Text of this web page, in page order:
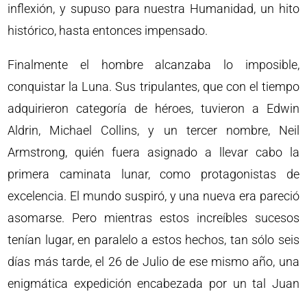
inflexión, y supuso para nuestra Humanidad, un hito
histórico, hasta entonces impensado.
Finalmente el hombre alcanzaba lo imposible,
conquistar la Luna. Sus tripulantes, que con el tiempo
adquirieron categoría de héroes, tuvieron a Edwin
Aldrin, Michael Collins, y un tercer nombre, Neil
Armstrong, quién fuera asignado a llevar cabo la
primera caminata lunar, como protagonistas de
excelencia. El mundo suspiró, y una nueva era pareció
asomarse. Pero mientras estos increíbles sucesos
tenían lugar, en paralelo a estos hechos, tan sólo seis
días más tarde, el 26 de Julio de ese mismo año, una
enigmática expedición encabezada por un tal Juan